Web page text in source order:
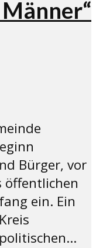
Bürger, vor
öffentlichen
ein. Ein